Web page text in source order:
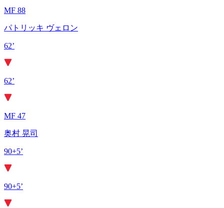
MF 88
パトリッキ ヴェロン
62’
62’
MF 47
奥村 晃司
90+5’
90+5’